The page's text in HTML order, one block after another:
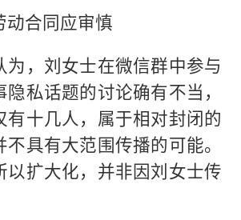
动合同应审慎
为，刘女士在微信群中参与
私话题的讨论确有不当，
有十几人，属于相对封闭的
具有大范围传播的可能。
以扩大化，并非因刘女士传